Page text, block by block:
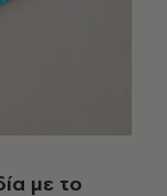
με το